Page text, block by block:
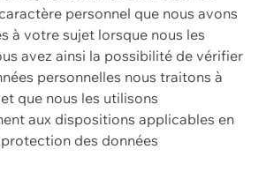
personnel que nous avons
à votre sujet lorsque nous les
avez ainsi la possibilité de vérifier
personnelles nous traitons à
que nous les utilisons
aux dispositions applicables en
des données